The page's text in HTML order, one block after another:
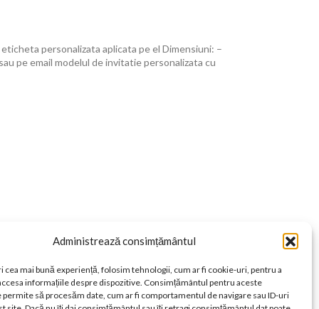
Administrează consimțământul
cea mai bună experiență, folosim tehnologii, cum ar fi cookie-uri, pentru a
informațiile despre dispozitive. Consimțământul pentru aceste
să procesăm date, cum ar fi comportamentul de navigare sau ID-uri
personalizata aplicata pe el Dimensiuni: –
pe email modelul de invitatie personalizata cu